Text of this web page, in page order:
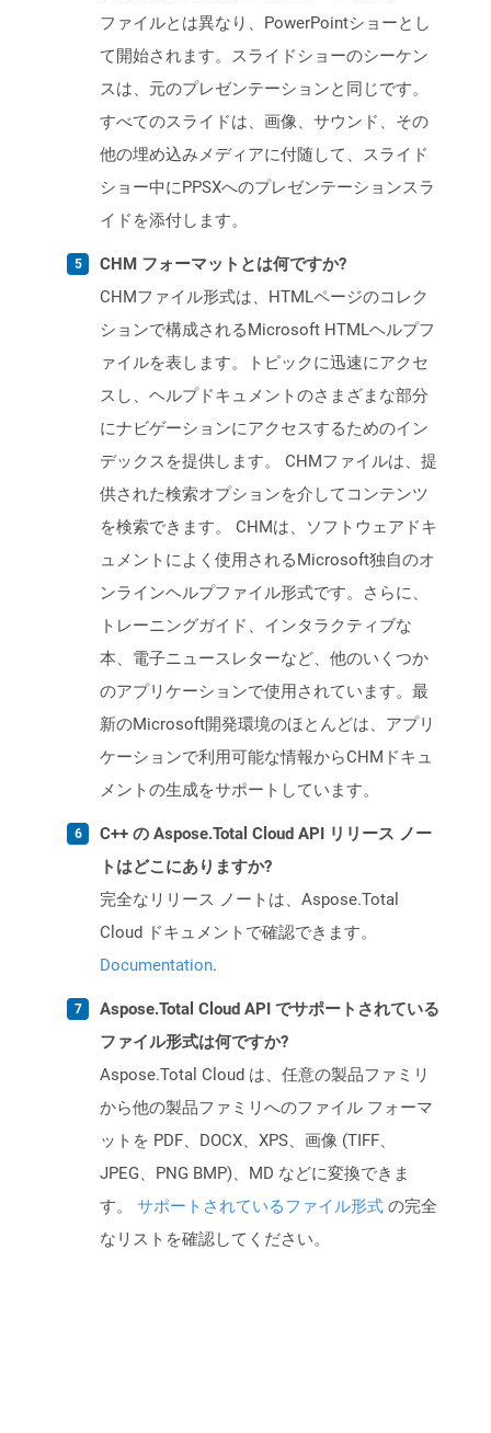
ファイルとは異なり、PowerPointショーとし
て開始されます。スライドショーのシーケン
スは、元のプレゼンテーションと同じです。
すべてのスライドは、画像、サウンド、その
他の埋め込みメディアに付随して、スライド
ショー中にPPSXへのプレゼンテーションスラ
イドを添付します。
CHM フォーマットとは何ですか?
CHMファイル形式は、HTMLページのコレク
ションで構成されるMicrosoft HTMLヘルプフ
ァイルを表します。トピックに迅速にアクセ
スし、ヘルプドキュメントのさまざまな部分
にナビゲーションにアクセスするためのイン
デックスを提供します。 CHMファイルは、提
供された検索オプションを介してコンテンツ
を検索できます。 CHMは、ソフトウェアドキ
ュメントによく使用されるMicrosoft独自のオ
ンラインヘルプファイル形式です。さらに、
トレーニングガイド、インタラクティブな
本、電子ニュースレターなど、他のいくつか
のアプリケーションで使用されています。最
新のMicrosoft開発環境のほとんどは、アプリ
ケーションで利用可能な情報からCHMドキュ
メントの生成をサポートしています。
C++ の Aspose.Total Cloud API リリース ノー
トはどこにありますか?
完全なリリース ノートは、Aspose.Total
Cloud ドキュメントで確認できます。
Documentation.
Aspose.Total Cloud API でサポートされている
ファイル形式は何ですか?
Aspose.Total Cloud は、任意の製品ファミリ
から他の製品ファミリへのファイル フォーマ
ットを PDF、DOCX、XPS、画像 (TIFF、
JPEG、PNG BMP)、MD などに変換できま
す。 サポートされているファイル形式 の完全
なリストを確認してください。